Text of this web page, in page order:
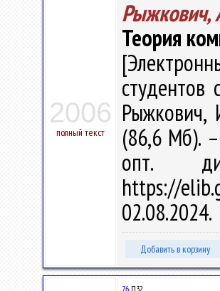
2006
полный текст
Рыжкович,
Теория
Рыжкович,
(86,6 Мб).
опт.
https://
02.08.2024.
Добавить в корзину
76 П32